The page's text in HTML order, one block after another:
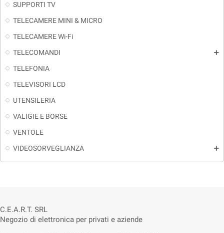
SUPPORTI TV
TELECAMERE MINI & MICRO
TELECAMERE Wi-Fi
TELECOMANDI
add
TELEFONIA
TELEVISORI LCD
UTENSILERIA
VALIGIE E BORSE
VENTOLE
VIDEOSORVEGLIANZA
add
C.E.A.R.T. SRL
Negozio di elettronica per privati e aziende